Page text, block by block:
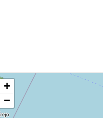
+
−